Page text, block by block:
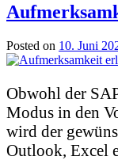
Posted on 10. Juni
Obwohl der
Modus in den
wird der
Outlook, Excel